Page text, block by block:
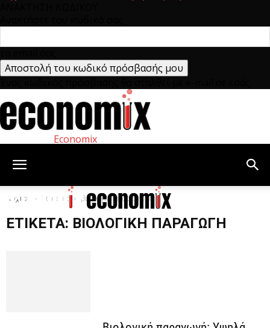
Economix
Αρχική Ετικέτες βιολογική παραγωγή
ΕΤΙΚΈΤΑ: ΒΙΟΛΟΓΙΚΉ ΠΑΡΑΓΩΓΉ